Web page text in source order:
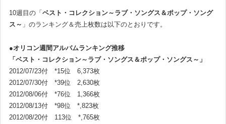
10週目の「ベスト・コレクション～ラブ・ソングス＆ポップ・ソング
ス～ 」のランキング＆売上枚数は以下のとおりです。
●オリコン週間アルバムランキング推移
「ベスト・コレクション～ラブ・ソングス＆ポップ・ソングス～」
2012/07/23付 *15位 6,373枚
2012/07/30付 *39位 2,630枚
2012/08/06付 *76位 1,366枚
2012/08/13付 *98位 *,823枚
2012/08/20付 113位 *,765枚